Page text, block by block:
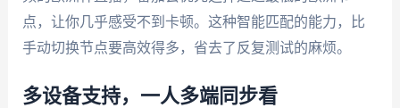
点，让你几乎感受不到卡顿。这种智能匹配的能力，比
手动切换节点要高效得多，省去了反复测试的麻烦。
多设备支持，一人多端同步看